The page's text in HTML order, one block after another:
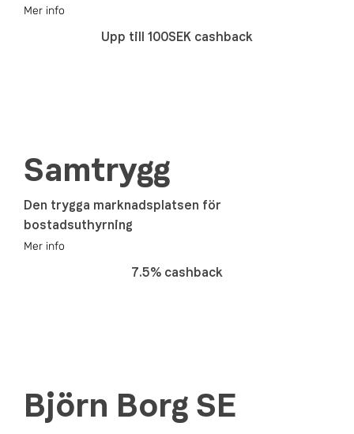
Mer info
Upp till 100SEK cashback
Samtrygg
Den trygga marknadsplatsen för
bostadsuthyrning
Mer info
7.5% cashback
Björn Borg SE